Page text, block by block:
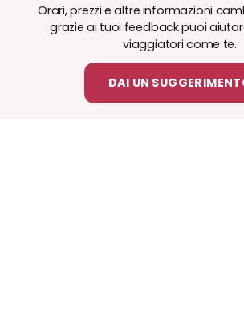
Orari, prezzi e altre informazioni
grazie ai tuoi feedback puoi
viaggiatori come te.
DAI UN